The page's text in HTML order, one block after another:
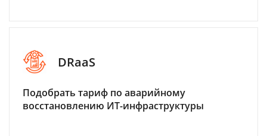
DRaaS
Подобрать тариф по аварийному
восстановлению ИТ-инфраструктуры